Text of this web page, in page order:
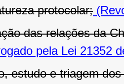
protocolar;
das relações da
pela Lei 21352
estudo e triagem